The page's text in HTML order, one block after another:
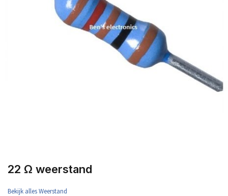
22 Ω weerstand
Bekijk alles Weerstand